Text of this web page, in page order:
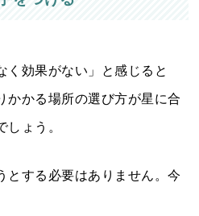
く効果がない」と感じると
かかる場所の選び方が星に合
しょう。
とする必要はありません。今